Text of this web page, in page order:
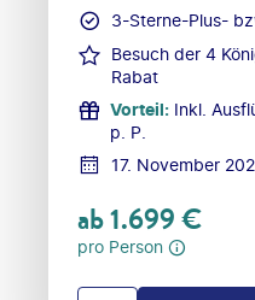
3-Sterne-Plus-
Besuch der 4
Rabat
Vorteil: Inkl.
p. P.
17. November
ab1.699€
pro Person